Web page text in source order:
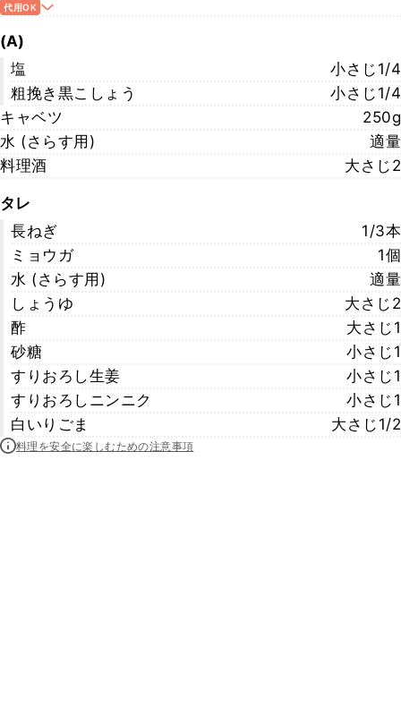
代用OK
(A)
塩
小さじ1/4
粗挽き黒こしょう
小さじ1/4
キャベツ
250g
水 (さらす用)
適量
料理酒
大さじ2
タレ
長ねぎ
1/3本
ミョウガ
1個
水 (さらす用)
適量
しょうゆ
大さじ2
酢
大さじ1
砂糖
小さじ1
すりおろし生姜
小さじ1
すりおろしニンニク
小さじ1
白いりごま
大さじ1/2
料理を安全に楽しむための注意事項